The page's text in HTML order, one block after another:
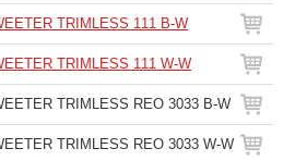
TRIMLESS 111 B-W
TRIMLESS 111 W-W
TRIMLESS REO 3033 B-W
TRIMLESS REO 3033 W-W